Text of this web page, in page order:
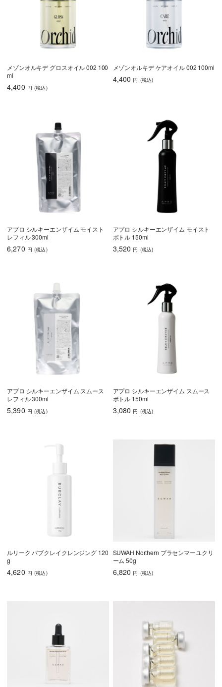
メゾンオルキデ グロスオイル 002 100
ml
4,400 円 (税込)
メゾンオルキデ ケアオイル 002 100ml
4,400 円 (税込)
アプロ シルキーエンザイム モイスト
レフィル 300ml
6,270 円 (税込)
アプロ シルキーエンザイム モイスト
ボトル 150ml
3,520 円 (税込)
アプロ シルキーエンザイム スムース
レフィル 300ml
5,390 円 (税込)
アプロ シルキーエンザイム スムース
ボトル 150ml
3,080 円 (税込)
ルリーク バブクレイクレンジング 120
g
4,620 円 (税込)
SUWAH Northern プラセンマーユクリ
ーム 50g
6,820 円 (税込)